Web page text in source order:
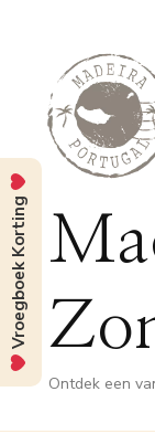
Ontdek een
Vroegboek Korting